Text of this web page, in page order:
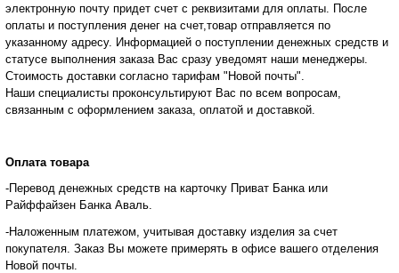
электронную почту придет счет с реквизитами для оплаты. После
оплаты и поступления денег на счет,товар отправляется по
указанному адресу. Информацией о поступлении денежных средств и
статусе выполнения заказа Вас сразу уведомят наши менеджеры.
Стоимость доставки согласно тарифам "Новой почты".
Наши специалисты проконсультируют Вас по всем вопросам,
связанным с оформлением заказа, оплатой и доставкой.
Оплата товара
-Перевод денежных средств на карточку Приват Банка или
Райффайзен Банка Аваль.
-Наложенным платежом, учитывая доставку изделия за счет
покупателя. Заказ Вы можете примерять в офисе вашего отделения
Новой почты.